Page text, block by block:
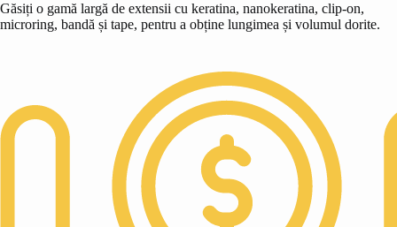
Găsiți o gamă largă de extensii cu keratina, nanokeratina, clip-on,
microring, bandă și tape, pentru a obține lungimea și volumul dorite.